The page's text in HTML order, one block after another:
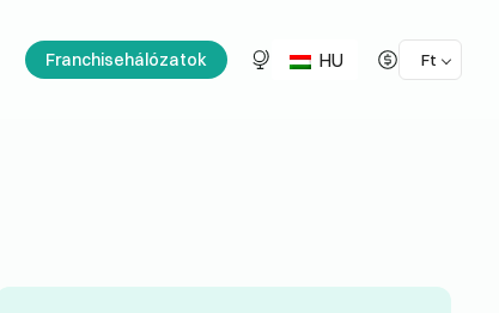
Franchisehálózatok HU Ft